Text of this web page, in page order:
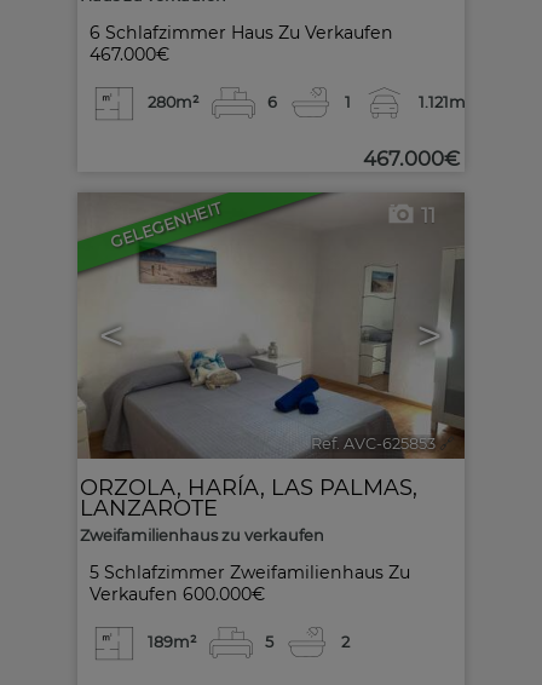
6 Schlafzimmer Haus Zu Verkaufen
467.000€
280m² 6 1 1.121m²
467.000€
GELEGENHEIT
< >
11
Ref. AVC-625853 🔗
5 Schlafzimmer Zweifamilienhaus Zu
Verkaufen 600.000€
ORZOLA, HARÍA, LAS PALMAS,
LANZAROTE
Zweifamilienhaus zu verkaufen
189m² 5 2